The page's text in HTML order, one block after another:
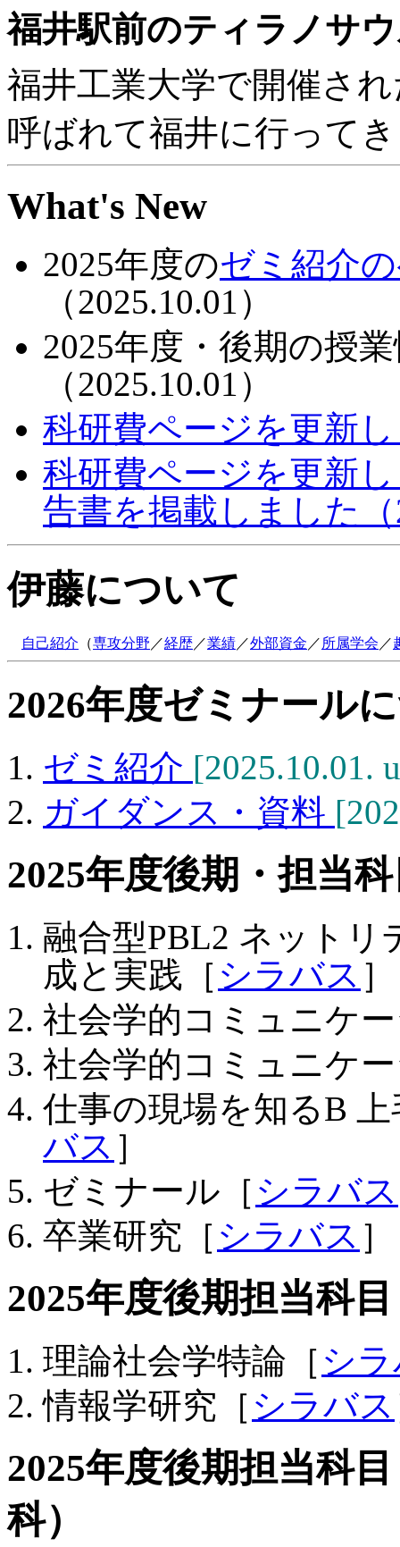
福井駅前のティラノサ
福井工業大学で開催され
呼ばれて福井に行って
What's New
2025年度のゼミ紹介
（2025.10.01）
2025年度・後期の授
（2025.10.01）
科研費ページを更新
科研費ページを更新
告書を掲載しました（
伊藤について
自己紹介 （専攻分野 ／経歴／業績／外部資金 ／ 所属学会 ／
2026年度ゼミナール
ゼミ紹介 [2025.10.01.
ガイダンス・資料
2025年度後期・担当
融合型PBL2 ネット
成と実践［ シラバス ］
社会学的コミュニケ
社会学的コミュニケ
仕事の現場を知るB
バス ］
ゼミナール［ シラバス
卒業研究［ シラバス ］
2025年度後期担当科
理論社会学特論［ シ
情報学研究［ シラバス
2025年度後期担当科
科）